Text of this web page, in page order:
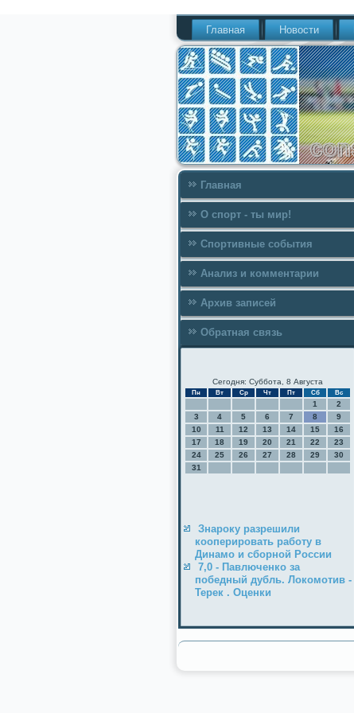
Главная Новости
Главная
О спорт - ты мир!
Спортивные события
Анализ и комментарии
Архив записей
Обратная связь
Сегодня: Суббота, 8 Августа
Пн Вт Ср Чт Пт Сб Вс
1
2
3
4 5 6 7 8
9
10
11 12 13 14 15
16
17
18 19 20 21 22
23
24
25 26 27 28 29
30
31
Знароку разрешили
кооперировать работу в
Динамо и сборной России
7,0 - Павлюченко за
победный дубль. Локомотив -
Терек . Оценки